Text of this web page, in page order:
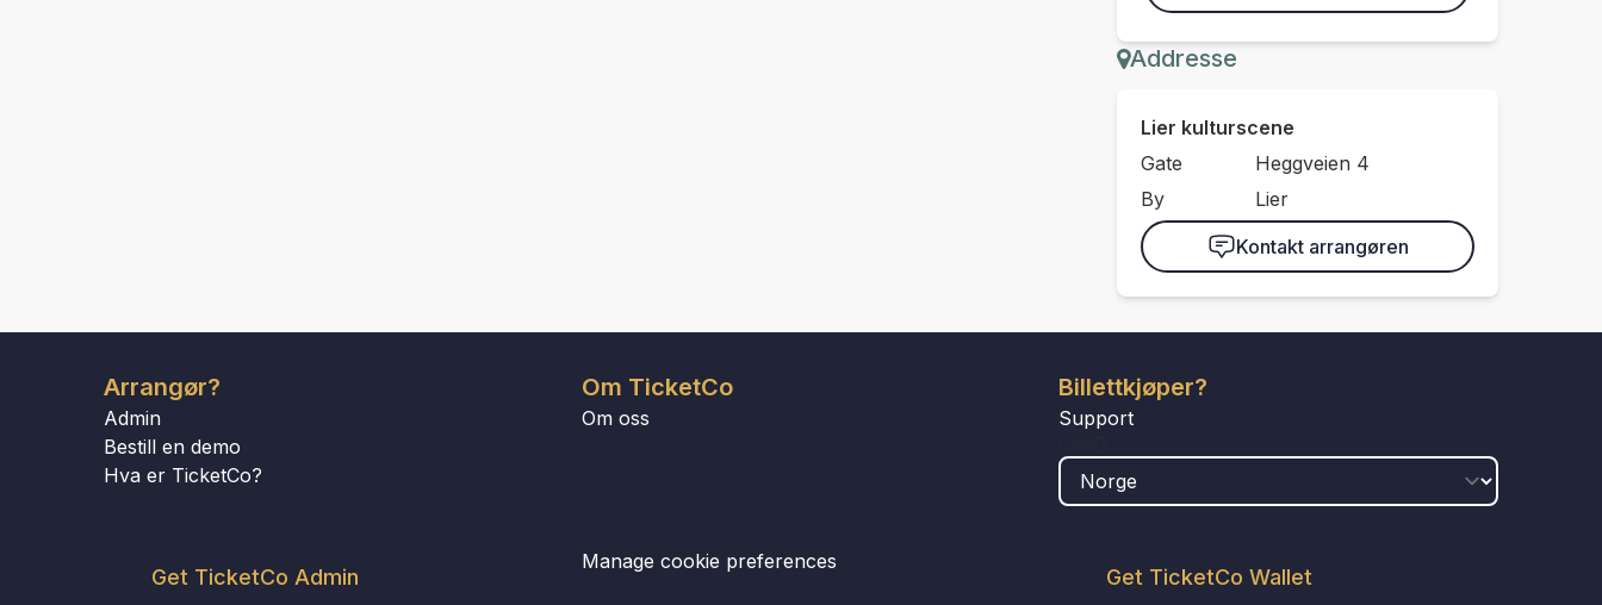
Addresse
Lier kulturscene
Gate
Heggveien 4
By
Lier
Kontakt arrangøren
Arrangør?
Admin
Bestill en demo
Hva er TicketCo?
Get TicketCo Admin
Om TicketCo
Om oss
Manage cookie preferences
Billettkjøper?
Support
Get TicketCo Wallet